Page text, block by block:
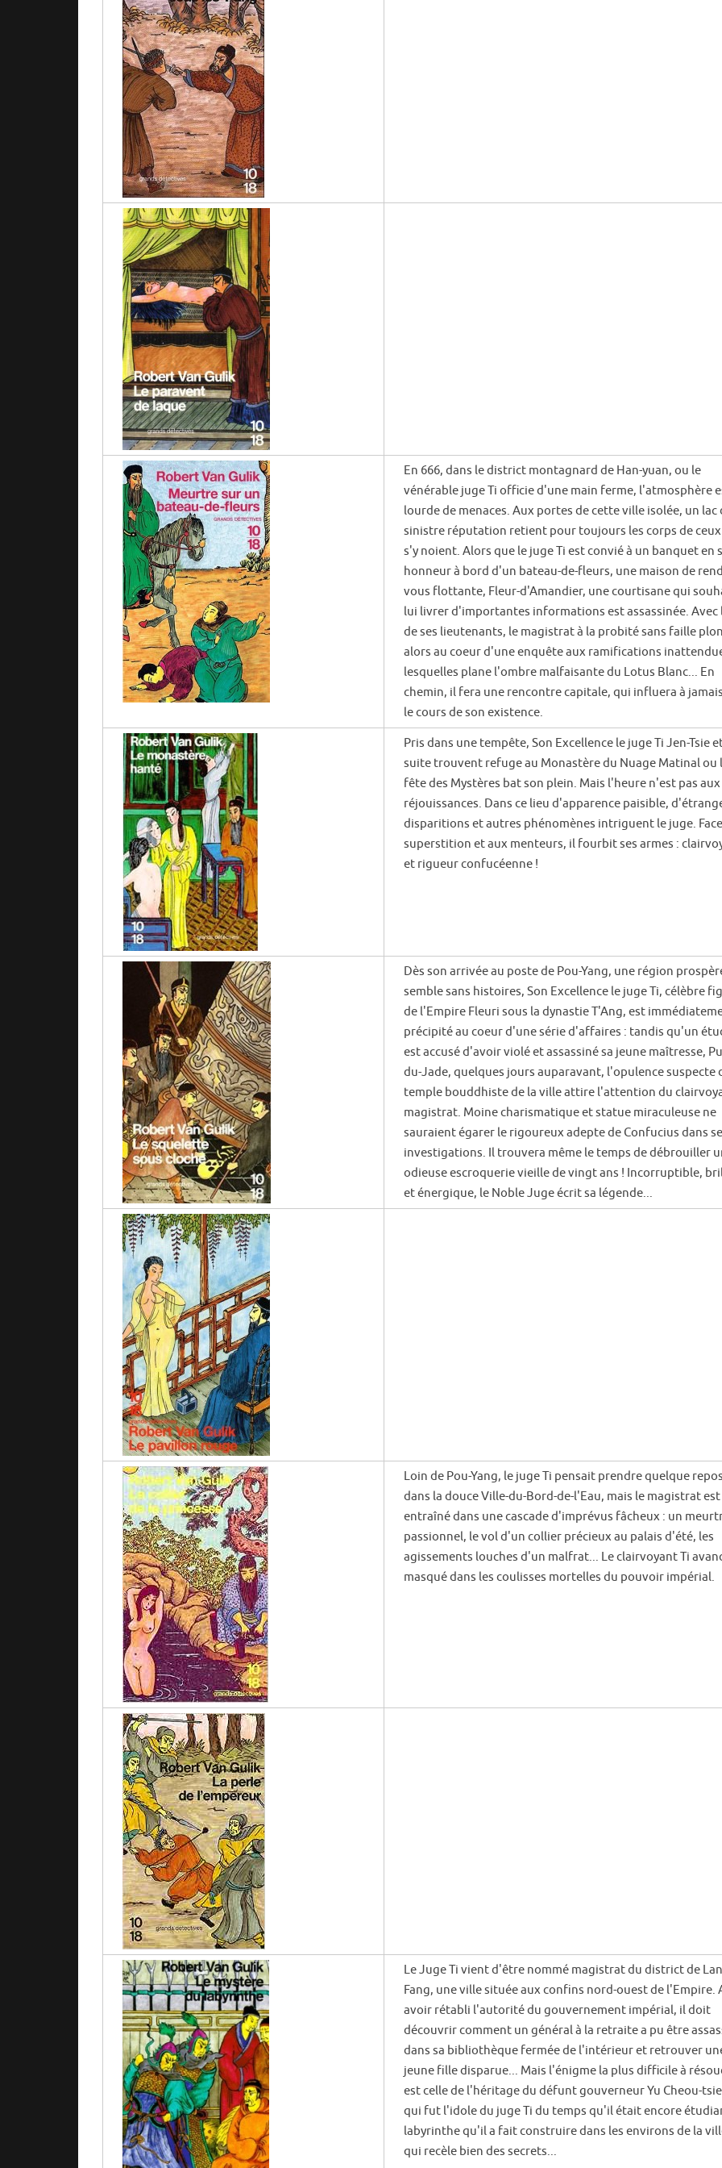
En 666, dans le district montagnard de Han-yuan, ou le
vénérable juge Ti officie d'une main ferme, l'atmosphère
lourde de menaces. Aux portes de cette ville isolée, un lac
sinistre réputation retient pour toujours les corps de
s'y noient. Alors que le juge Ti est convié à un banquet en
honneur à bord d'un bateau-de-fleurs, une maison de
vous flottante, Fleur-d'Amandier, une courtisane qui
lui livrer d'importantes informations est assassinée. Avec
de ses lieutenants, le magistrat à la probité sans faille
alors au coeur d'une enquête aux ramifications
lesquelles plane l'ombre malfaisante du Lotus Blanc... En
chemin, il fera une rencontre capitale, qui influera à
le cours de son existence.
Pris dans une tempête, Son Excellence le juge Ti Jen-Tsie
suite trouvent refuge au Monastère du Nuage Matinal ou
fête des Mystères bat son plein. Mais l'heure n'est pas aux
réjouissances. Dans ce lieu d'apparence paisible,
disparitions et autres phénomènes intriguent le juge.
superstition et aux menteurs, il fourbit ses armes :
et rigueur confucéenne !
Dès son arrivée au poste de Pou-Yang, une région
semble sans histoires, Son Excellence le juge Ti, célèbre
de l'Empire Fleuri sous la dynastie T'Ang, est
précipité au coeur d'une série d'affaires : tandis qu'un
est accusé d'avoir violé et assassiné sa jeune maîtresse,
du-Jade, quelques jours auparavant, l'opulence suspecte
temple bouddhiste de la ville attire l'attention du
magistrat. Moine charismatique et statue miraculeuse ne
sauraient égarer le rigoureux adepte de Confucius dans
investigations. Il trouvera même le temps de débrouiller
odieuse escroquerie vieille de vingt ans ! Incorruptible,
et énergique, le Noble Juge écrit sa légende...
Loin de Pou-Yang, le juge Ti pensait prendre quelque repos
dans la douce Ville-du-Bord-de-l'Eau, mais le magistrat est
entraîné dans une cascade d'imprévus fâcheux : un
passionnel, le vol d'un collier précieux au palais d'été, les
agissements louches d'un malfrat... Le clairvoyant Ti
masqué dans les coulisses mortelles du pouvoir impérial.
Le Juge Ti vient d'être nommé magistrat du district de
Fang, une ville située aux confins nord-ouest de l'Empire.
avoir rétabli l'autorité du gouvernement impérial, il doit
découvrir comment un général à la retraite a pu être
dans sa bibliothèque fermée de l'intérieur et retrouver
jeune fille disparue... Mais l'énigme la plus difficile à
est celle de l'héritage du défunt gouverneur Yu Cheou-
qui fut l'idole du juge Ti du temps qu'il était encore
labyrinthe qu'il a fait construire dans les environs de la
qui recèle bien des secrets...